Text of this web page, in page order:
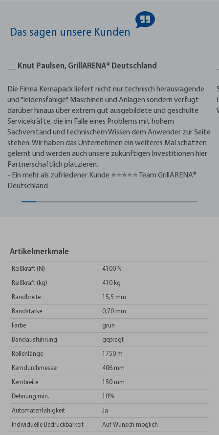
Das sagen unsere Kunden
__ Knut Paulsen, GrillARENA® Deutschland
Die Firma Kemapack liefert nicht nur technisch herausragende
und "leidensfähige" Maschinen und Anlagen sondern verfügt
darüber hinaus über extrem gut ausgebildete und geschulte
Servicekräfte, die im Falle eines Problems mit hohem
Sachverstand und technischem Wissen dem Anwender zur Seite
stehen. Wir haben das Unternehmen ein weiteres Mal schätzen
gelernt und werden auch unsere zukünftigen Investitionen hier
Partnerschaftlich platzieren.
- Ein mehr als zufriedener Kunde ⭐⭐⭐⭐⭐ Team GrillARENA®
Deutschland
Artikelmerkmale
Reißkraft (N) 4100 N
Reißkraft (kg) 410 kg
Bandbreite 15,5 mm
Bandstärke 0,70 mm
Farbe grün
Bandausführung geprägt
Rollenlänge 1750 m
Kerndurchmesser 406 mm
Kernbreite 150 mm
Dehnung min. 10%
Automatenfähigkeit Ja
Individuelle Bedruckbarkeit Auf Wunsch möglich